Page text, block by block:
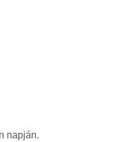
napján.